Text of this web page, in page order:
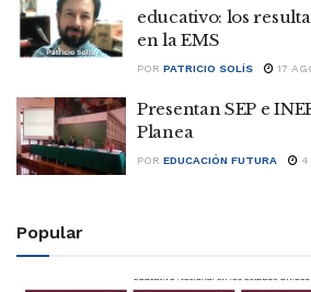
educativo: los
en la EMS
POR PATRICIO SOLÍS 17
Presentan SEP e
Planea
POR EDUCACIÓN FUTURA 4
Popular